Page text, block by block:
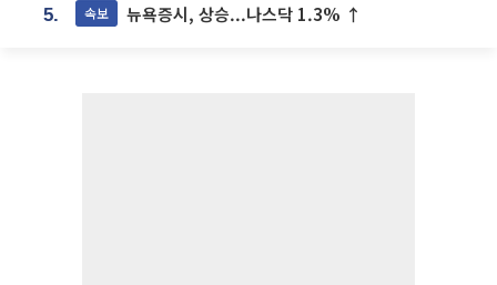
5. 속보 뉴욕증시, 상승...나스닥 1.3% ↑